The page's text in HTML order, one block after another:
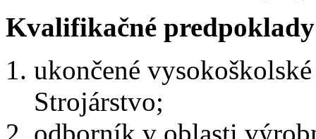
Kvalifikačné
ukončené
Strojárstvo;
odborník v oblasti